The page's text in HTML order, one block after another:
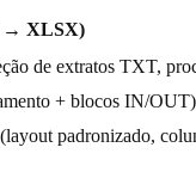
→ XLSX)
de extratos TXT,
+ blocos IN/
padronizado,